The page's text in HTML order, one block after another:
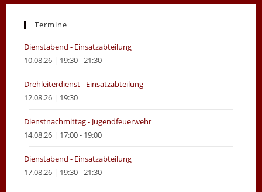
new
new
Termine
Dienstabend - Einsatzabteilung
10.08.26 | 19:30 - 21:30
Drehleiterdienst - Einsatzabteilung
12.08.26 | 19:30
Dienstnachmittag - Jugendfeuerwehr
14.08.26 | 17:00 - 19:00
Dienstabend - Einsatzabteilung
17.08.26 | 19:30 - 21:30